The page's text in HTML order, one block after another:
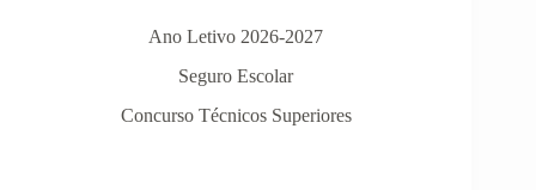
Ano Letivo 2026-2027
Seguro Escolar
Concurso Técnicos Superiores